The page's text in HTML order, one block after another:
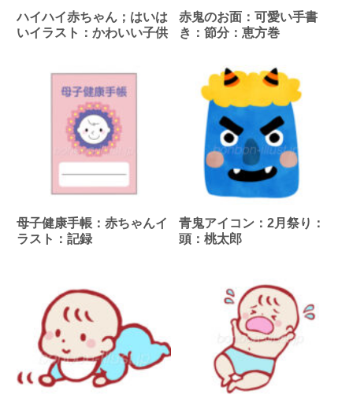
ハイハイ赤ちゃん；はいは
いイラスト：かわいい子供
赤鬼のお面：可愛い手書
き：節分：恵方巻
母子健康手帳：赤ちゃんイ
ラスト：記録
青鬼アイコン：2月祭り：
頭：桃太郎